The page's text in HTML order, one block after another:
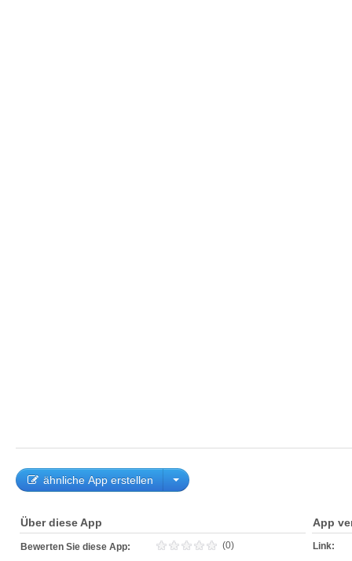
ähnliche App erstellen
Über diese App
Bewerten Sie diese App: (0)
App
Link: